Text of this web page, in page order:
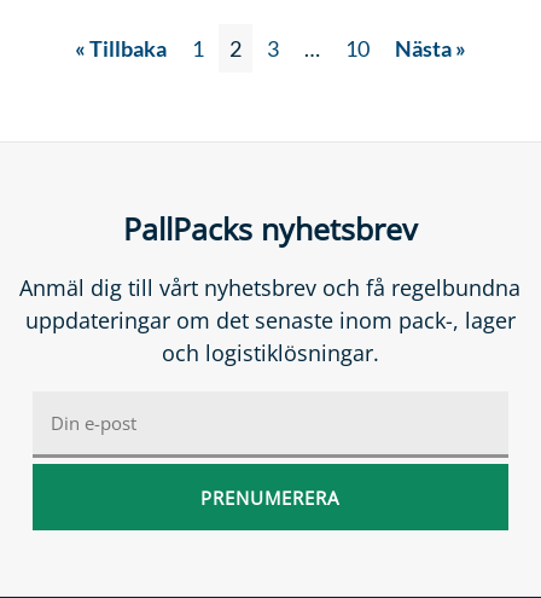
« Tillbaka 1 2 3 … 10 Nästa »
PallPacks nyhetsbrev
Anmäl dig till vårt nyhetsbrev och få regelbundna
uppdateringar om det senaste inom pack-, lager
och logistiklösningar.